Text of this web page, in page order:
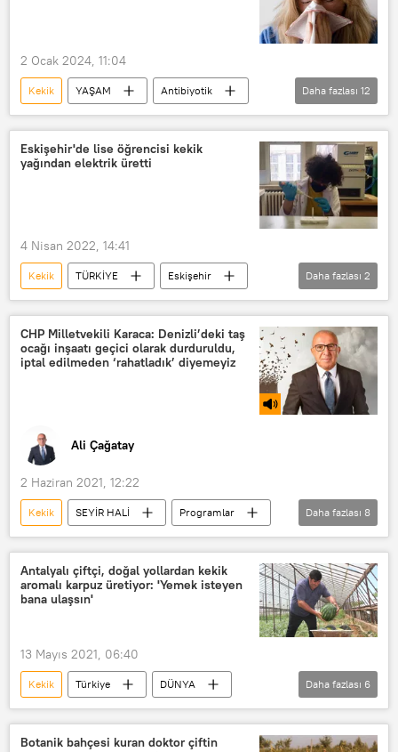
bitki çayları
Hibiskus
2 Ocak 2024, 11:04
Kekik YAŞAM
Antibiyotik
antibiyotik kullanımı
Antibiyotiklere dirençli bakteri
sarımsak
nar
Enfeksiyon
Daha fazlası 12
Eskişehir'de lise öğrencisi kekik
yağından elektrik üretti
4 Nisan 2022, 14:41
Kekik TÜRKİYE
Eskişehir
Elektrik
Lise öğrencisi
Daha fazlası 2
CHP Milletvekili Karaca: Denizli’deki taş
ocağı inşaatı geçici olarak durduruldu,
iptal edilmeden ‘rahatladık’ diyemeyiz
Ali Çağatay
2 Haziran 2021, 12:22
Kekik SEYİR HALİ
Programlar
RADYO
TÜRKİYE
Denizli
taş ocağı
üretici
Çiftçi
Gülizar Biçer Karaca
inşaat
Daha fazlası 8
Antalyalı çiftçi, doğal yollardan kekik
aromalı karpuz üretiyor: 'Yemek isteyen
bana ulaşsın'
13 Mayıs 2021, 06:40
Kekik Türkiye
DÜNYA
Haberler
YAŞAM
Antalya
Çiftçi
Karpuz Üretim
Daha fazlası 6
Botanik bahçesi kuran doktor çiftin